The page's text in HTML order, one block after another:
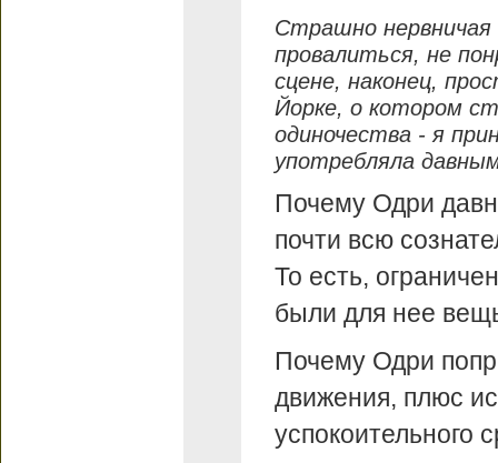
Страшно нервничая
провалиться, не
сцене, наконец,
Йорке, о котором
одиночества - я
употребляла
Почему Одри
почти всю
То есть,
были для нее
Почему Одри
движения, плюс
успокоительного